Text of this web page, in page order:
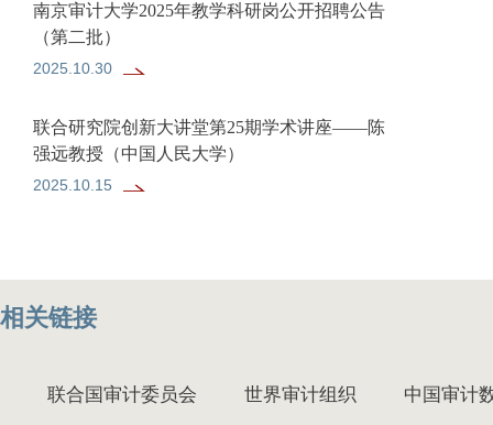
南京审计大学2025年教学科研岗公开招聘公告
（第二批）
2025.10.30
联合研究院创新大讲堂第25期学术讲座——陈
强远教授（中国人民大学）
2025.10.15
相关链接
联合国审计委员会 世界审计组织 中国审计